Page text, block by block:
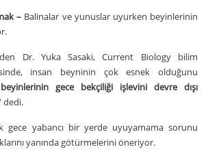
– Balinalar ve yunuslar uyurken beyinlerinin
Dr. Yuka Sasaki, Current Biology bilim
insan beyninin çok esnek olduğunu
gece bekçiliği işlevini devre dışı
dedi.
gece yabancı bir yerde uyuyamama sorunu
yanında götürmelerini öneriyor.